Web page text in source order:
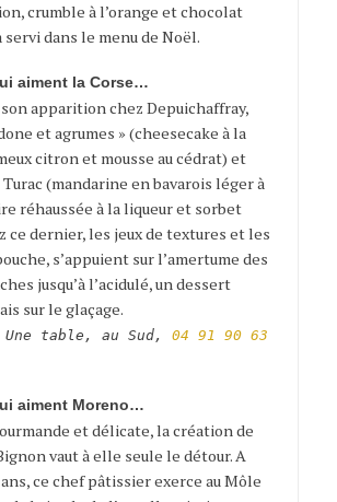
crumble à l’orange et chocolat
servi dans le menu de Noël.
aiment la Corse…
apparition chez Depuichaffray,
et agrumes » (cheesecake à la
citron et mousse au cédrat) et
(mandarine en bavarois léger à
réhaussée à la liqueur et sorbet
ce dernier, les jeux de textures et les
s’appuient sur l’amertume des
jusqu’à l’acidulé, un dessert
sur le glaçage.
Une table, au Sud, 04 91 90 63
aiment Moreno…
et délicate, la création de
vaut à elle seule le détour. A
ce chef pâtissier exerce au Môle